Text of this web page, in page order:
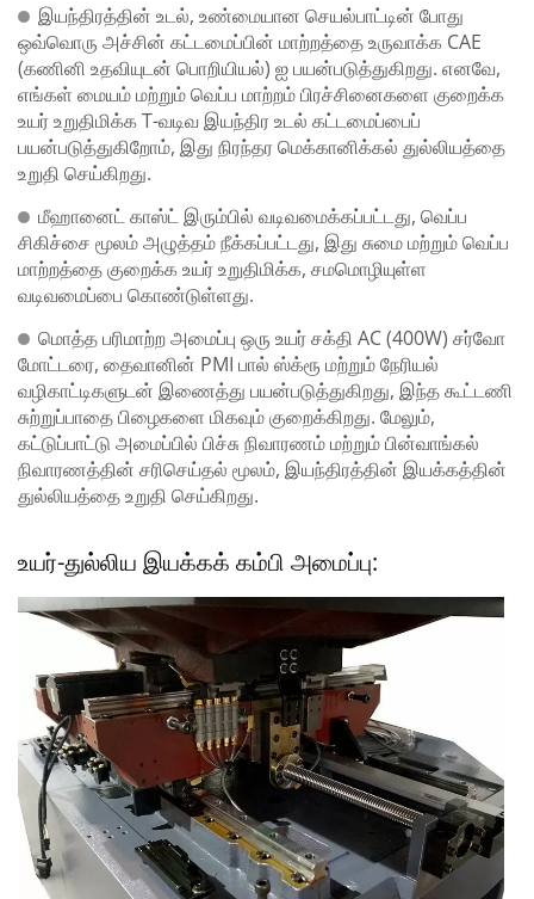
இயந்திரத்தின் உடல், உண்மையான செயல்பாட்டின் போது
ஒவ்வொரு அச்சின் கட்டமைப்பின் மாற்றத்தை உருவாக்க CAE
(கணினி உதவியுடன் பொறியியல்) ஐ பயன்படுத்துகிறது. எனவே,
எங்கள் மையம் மற்றும் வெப்ப மாற்றம் பிரச்சினைகளை குறைக்க
உயர் உறுதிமிக்க T-வடிவ இயந்திர உடல் கட்டமைப்பைப்
பயன்படுத்துகிறோம், இது நிரந்தர மெக்கானிக்கல் துல்லியத்தை
உறுதி செய்கிறது.
மீஹானைட் காஸ்ட் இரும்பில் வடிவமைக்கப்பட்டது, வெப்ப
சிகிச்சை மூலம் அழுத்தம் நீக்கப்பட்டது, இது சுமை மற்றும் வெப்ப
மாற்றத்தை குறைக்க உயர் உறுதிமிக்க, சமமொழியுள்ள
வடிவமைப்பை கொண்டுள்ளது.
மொத்த பரிமாற்ற அமைப்பு ஒரு உயர் சக்தி AC (400W) சர்வோ
மோட்டரை, தைவானின் PMI பால் ஸ்க்ரூ மற்றும் நேரியல்
வழிகாட்டிகளுடன் இணைத்து பயன்படுத்துகிறது, இந்த கூட்டணி
சுற்றுப்பாதை பிழைகளை மிகவும் குறைக்கிறது. மேலும்,
கட்டுப்பாட்டு அமைப்பில் பிச்சு நிவாரணம் மற்றும் பின்வாங்கல்
நிவாரணத்தின் சரிசெய்தல் மூலம், இயந்திரத்தின் இயக்கத்தின்
துல்லியத்தை உறுதி செய்கிறது.
உயர்-துல்லிய இயக்கக் கம்பி அமைப்பு: